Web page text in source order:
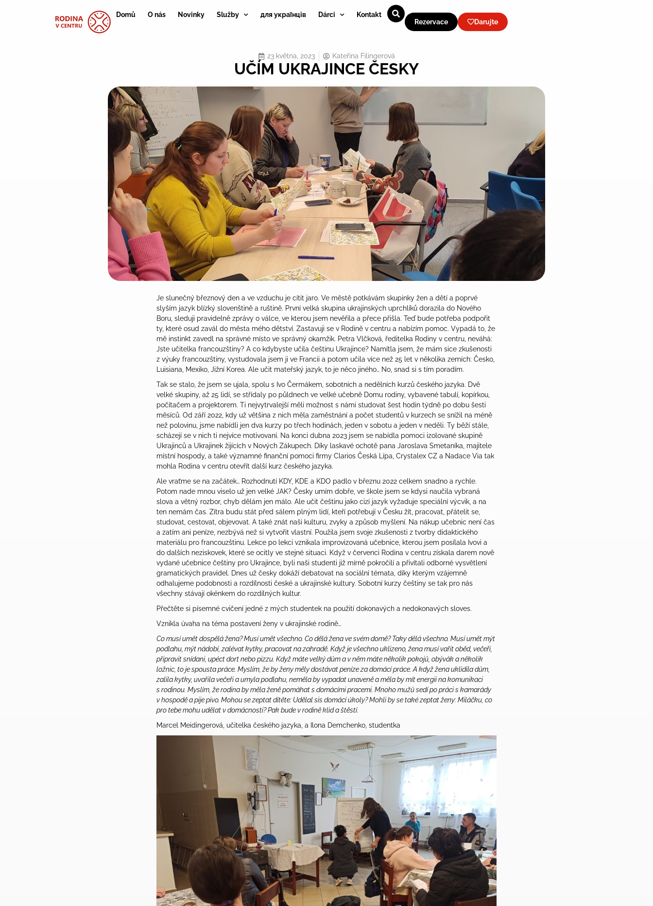
Domů O nás Novinky Služby для українців Dárci
Kontakt
Rezervace
Darujte
23 května, 2023 Kateřina Filingerová
UČÍM UKRAJINCE ČESKY
Je slunečný březnový den a ve vzduchu je cítit jaro. Ve městě potkávám skupinky žen a dětí a poprvé
slyším jazyk blízký slovenštině a ruštině. První velká skupina ukrajinských uprchlíků dorazila do Nového
Boru, sleduji pravidelně zprávy o válce, ve kterou jsem nevěřila a přece přišla. Teď bude potřeba podpořit
ty, které osud zavál do města mého dětství. Zastavuji se v Rodině v centru a nabízím pomoc. Vypadá to, že
mě instinkt zavedl na správné místo ve správný okamžik. Petra Vlčková, ředitelka Rodiny v centru, neváhá:
Jste učitelka francouzštiny? A co kdybyste učila češtinu Ukrajince? Namítla jsem, že mám sice zkušenosti
z výuky francouzštiny, vystudovala jsem ji ve Francii a potom učila více než 25 let v několika zemích: Česko,
Luisiana, Mexiko, Jižní Korea. Ale učit mateřský jazyk, to je něco jiného… No, snad si s tím poradím.
Tak se stalo, že jsem se ujala, spolu s Ivo Čermákem, sobotních a nedělních kurzů českého jazyka. Dvě
velké skupiny, až 25 lidí, se střídaly po půldnech ve velké učebně Domu rodiny, vybavené tabulí, kopírkou,
počítačem a projektorem. Ti nejvytrvalejší měli možnost s námi studovat šest hodin týdně po dobu šesti
měsíců. Od září 2022, kdy už většina z nich měla zaměstnání a počet studentů v kurzech se snížil na méně
než polovinu, jsme nabídli jen dva kurzy po třech hodinách, jeden v sobotu a jeden v neděli. Ty běží stále,
scházejí se v nich ti nejvíce motivovaní. Na konci dubna 2023 jsem se nabídla pomoci izolované skupině
Ukrajinců a Ukrajinek žijících v Nových Zákupech. Díky laskavé ochotě pana Jaroslava Smetaníka, majitele
místní hospody, a také významné finanční pomoci firmy Clarios Česká Lípa, Crystalex CZ a Nadace Via tak
mohla Rodina v centru otevřít další kurz českého jazyka.
Ale vraťme se na začátek… Rozhodnutí KDY, KDE a KDO padlo v březnu 2022 celkem snadno a rychle.
Potom nade mnou viselo už jen velké JAK? Česky umím dobře, ve škole jsem se kdysi naučila vybraná
slova a větný rozbor, chyb dělám jen málo. Ale učit češtinu jako cizí jazyk vyžaduje speciální výcvik, a na
ten nemám čas. Zítra budu stát před sálem plným lidí, kteří potřebují v Česku žít, pracovat, přátelit se,
studovat, cestovat, objevovat. A také znát naši kulturu, zvyky a způsob myšlení. Na nákup učebnic není čas
a zatím ani peníze, nezbývá než si vytvořit vlastní. Použila jsem svoje zkušenosti z tvorby didaktického
materiálu pro francouzštinu. Lekce po lekci vznikala improvizovaná učebnice, kterou jsem posílala Ivovi a
do dalších neziskovek, které se ocitly ve stejné situaci. Když v červenci Rodina v centru získala darem nově
vydané učebnice češtiny pro Ukrajince, byli naši studenti již mírně pokročilí a přivítali odborné vysvětlení
gramatických pravidel. Dnes už česky dokáží debatovat na sociální témata, díky kterým vzájemně
odhalujeme podobnosti a rozdílnosti české a ukrajinské kultury. Sobotní kurzy češtiny se tak pro nás
všechny stávají okénkem do rozdílných kultur.
Přečtěte si písemné cvičení jedné z mých studentek na použití dokonavých a nedokonavých sloves.
Vznikla úvaha na téma postavení ženy v ukrajinské rodině…
Co musí umět dospělá žena? Musí umět všechno. Co dělá žena ve svém domě? Taky dělá všechno. Musí umět mýt
podlahu, mýt nádobí, zalévat kytky, pracovat na zahradě. Když je všechno uklizeno, žena musí vařit oběd, večeři,
připravit snídani, upéct dort nebo pizzu. Když máte velký dům a v něm máte několik pokojů, obývák a několik
ložnic, to je spousta práce. Myslím, že by ženy měly dostávat peníze za domácí práce. A když žena uklidila dům,
zalila kytky, uvařila večeři a umyla podlahu, neměla by vypadat unaveně a měla by mít energii na komunikaci
s rodinou. Myslím, že rodina by měla ženě pomáhat s domácími pracemi. Mnoho mužů sedí po práci s kamarády
v hospodě a pije pivo. Mohou se zeptat dítěte: Udělal sis domácí úkoly? Mohli by se také zeptat ženy: Miláčku, co
pro tebe mohu udělat v domácnosti? Pak bude v rodině klid a štěstí.
Marcel Meidingerová, učitelka českého jazyka, a Ilona Demchenko, studentka